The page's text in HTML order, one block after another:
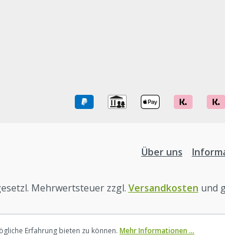
Über uns
Mehrwertsteuer zzgl. Versandkosten und
Erfahrung bieten zu können. Mehr Informationen ...